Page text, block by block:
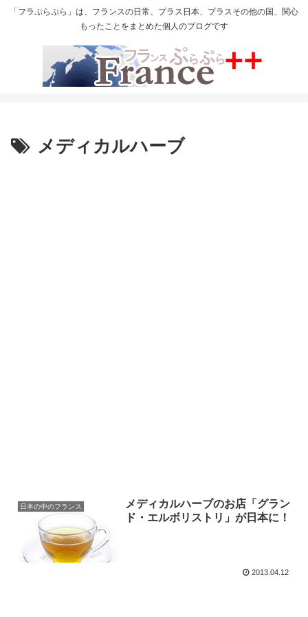
「フラぷらぷら」は、フランスの日常、プラス日本、プラスその他の国、関心
もったことをまとめた個人のブログです
メディカルハーブ
日本の中のフランス
メディカルハーブのお店「グラン
ド・エルボリストリ」が日本に！
2013.04.12